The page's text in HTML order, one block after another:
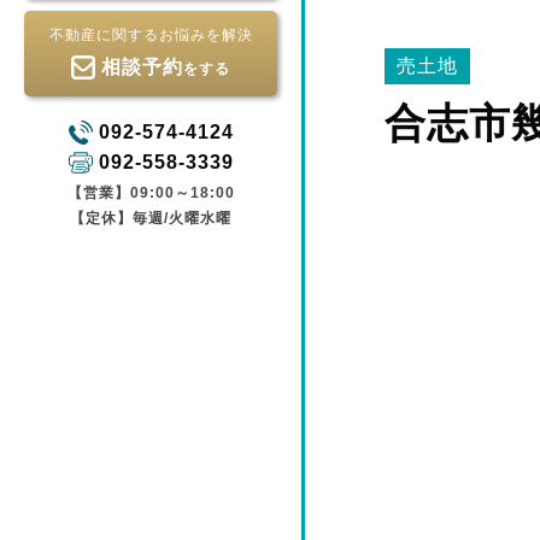
不動産に関するお悩みを解決
相談予約をする
092-574-4124
092-558-3339
【営業】09:00～18:00
【定休】毎週/火曜水曜
売土地
合志市